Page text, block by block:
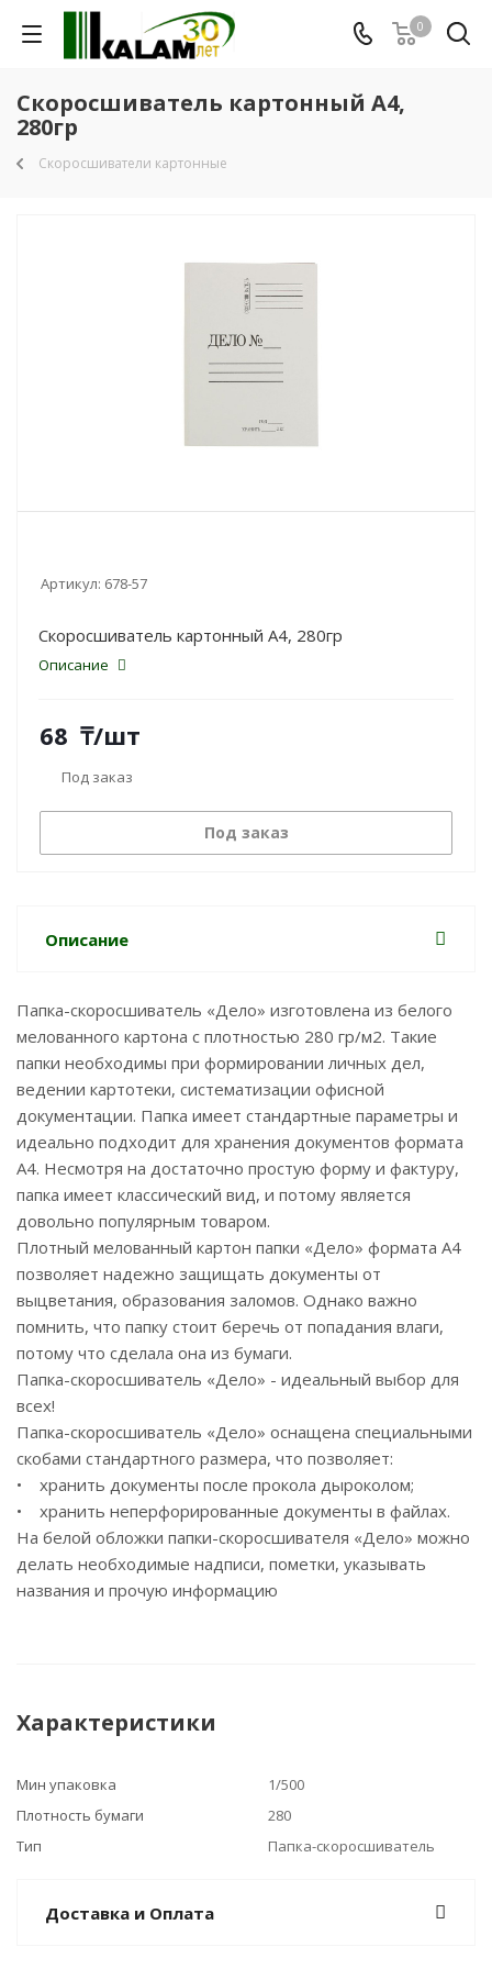
0
Скоросшиватель картонный А4,
280гр
Скоросшиватели картонные
Артикул: 678-57
Скоросшиватель картонный А4, 280гр
Описание
68 ₸/шт
Под заказ
Под заказ
Описание
Папка-скоросшиватель «Дело» изготовлена из белого
мелованного картона с плотностью 280 гр/м2. Такие
папки необходимы при формировании личных дел,
ведении картотеки, систематизации офисной
документации. Папка имеет стандартные параметры и
идеально подходит для хранения документов формата
А4. Несмотря на достаточно простую форму и фактуру,
папка имеет классический вид, и потому является
довольно популярным товаром.
Плотный мелованный картон папки «Дело» формата А4
позволяет надежно защищать документы от
выцветания, образования заломов. Однако важно
помнить, что папку стоит беречь от попадания влаги,
потому что сделала она из бумаги.
Папка-скоросшиватель «Дело» - идеальный выбор для
всех!
Папка-скоросшиватель «Дело» оснащена специальными
скобами стандартного размера, что позволяет:
• хранить документы после прокола дыроколом;
• хранить неперфорированные документы в файлах.
На белой обложки папки-скоросшивателя «Дело» можно
делать необходимые надписи, пометки, указывать
названия и прочую информацию
Характеристики
Мин упаковка
1/500
Плотность бумаги
280
Тип
Папка-скоросшиватель
Доставка и Оплата